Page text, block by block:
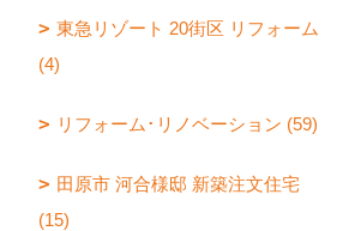
東急リゾート 20街区 リフォーム
(4)
リフォーム･リノベーション (59)
田原市 河合様邸 新築注文住宅
(15)